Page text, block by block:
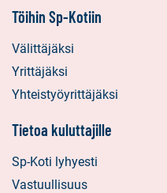
Töihin Sp-Kotiin
Välittäjäksi
Yrittäjäksi
Yhteistyöyrittäjäksi
Tietoa kuluttajille
Sp-Koti lyhyesti
Vastuullisuus